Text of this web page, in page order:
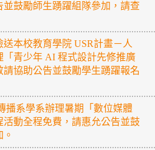
鼓勵師生踴躍組隊參加，請查
本校教育學院 USR計畫－人
「青少年 AI 程式設計先修推廣
協助公告並鼓勵學生踴躍報名
播系學系辦理暑期「數位媒體
動全程免費，請惠允公告並鼓